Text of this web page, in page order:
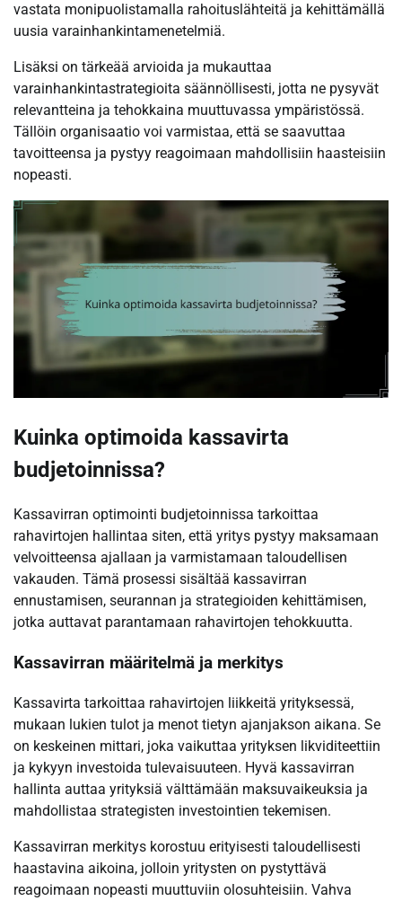
vastata monipuolistamalla rahoituslähteitä ja kehittämällä
uusia varainhankintamenetelmiä.
Lisäksi on tärkeää arvioida ja mukauttaa
varainhankintastrategioita säännöllisesti, jotta ne pysyvät
relevantteina ja tehokkaina muuttuvassa ympäristössä.
Tällöin organisaatio voi varmistaa, että se saavuttaa
tavoitteensa ja pystyy reagoimaan mahdollisiin haasteisiin
nopeasti.
Kuinka optimoida kassavirta
budjetoinnissa?
Kassavirran optimointi budjetoinnissa tarkoittaa
rahavirtojen hallintaa siten, että yritys pystyy maksamaan
velvoitteensa ajallaan ja varmistamaan taloudellisen
vakauden. Tämä prosessi sisältää kassavirran
ennustamisen, seurannan ja strategioiden kehittämisen,
jotka auttavat parantamaan rahavirtojen tehokkuutta.
Kassavirran määritelmä ja merkitys
Kassavirta tarkoittaa rahavirtojen liikkeitä yrityksessä,
mukaan lukien tulot ja menot tietyn ajanjakson aikana. Se
on keskeinen mittari, joka vaikuttaa yrityksen likviditeettiin
ja kykyyn investoida tulevaisuuteen. Hyvä kassavirran
hallinta auttaa yrityksiä välttämään maksuvaikeuksia ja
mahdollistaa strategisten investointien tekemisen.
Kassavirran merkitys korostuu erityisesti taloudellisesti
haastavina aikoina, jolloin yritysten on pystyttävä
reagoimaan nopeasti muuttuviin olosuhteisiin. Vahva